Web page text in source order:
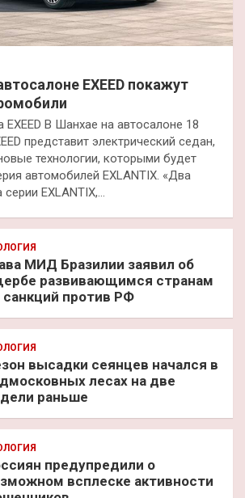
EXEED покажут
В Шанхае на автосалоне 18
представит электрический седан,
технологии, которыми будет
автомобилей EXLANTIX. «Два
EXLANTIX,…
МИД Бразилии заявил об
развивающимся странам
санкций против РФ
высадки сеянцев начался в
лесах на две
раньше
предупредили о
всплеске активности